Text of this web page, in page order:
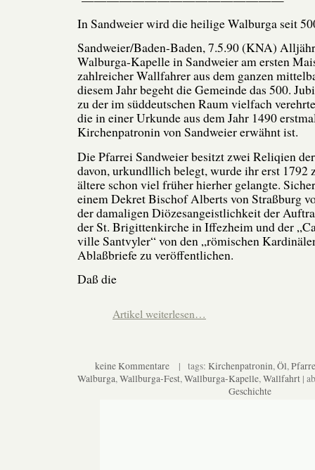
In Sandweier wird die heilige Walburga seit
Sandweier/Baden-Baden, 7.5.90 (KNA)
Walburga-Kapelle in Sandweier am ersten
zahlreicher Wallfahrer aus dem ganzen
diesem Jahr begeht die Gemeinde das 500.
zu der im süddeutschen Raum vielfach
die in einer Urkunde aus dem Jahr 1490
Kirchenpatronin von Sandweier erwähnt ist.
Die Pfarrei Sandweier besitzt zwei Reliqien
davon, urkundllich belegt, wurde ihr erst 1792
ältere schon viel früher hierher gelangte.
einem Dekret Bischof Alberts von Straßburg
der damaligen Diözesangeistlichkeit der
der St. Brigittenkirche in Iffezheim und der
ville Santvyler“ von den „römischen
Ablaßbriefe zu veröffentlichen.
Daß die
Artikel weiterlesen…
keine Kommentare | tags: Kirchenpatronin, Öl,
Walburga, Wallburga-Fest, Wallburga-Kapelle, Wallfahrt |
Geschichte